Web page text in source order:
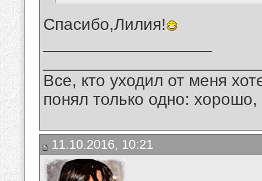
Спасибо,Лилия!
Все, кто уходил от меня
понял только одно:
11.10.2016, 10:21